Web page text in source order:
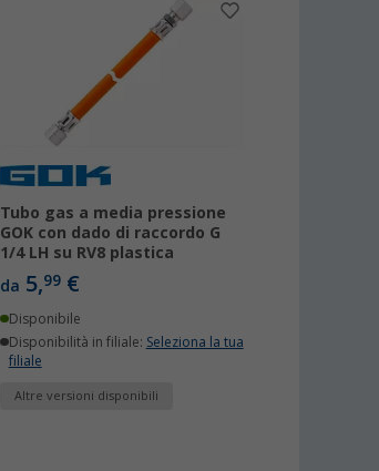
Tubo gas a media pressione
GOK con dado di raccordo G
1/4 LH su RV8 plastica
da 5,99 €
Disponibile
Disponibilità in filiale: Seleziona la tua
filiale
Altre versioni disponibili